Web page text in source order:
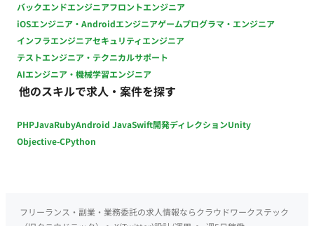
バックエンドエンジニアフロントエンジニア
iOSエンジニア・Androidエンジニアゲームプログラマ・エンジニア
インフラエンジニアセキュリティエンジニア
テストエンジニア・テクニカルサポート
AIエンジニア・機械学習エンジニア
他のスキルで求人・案件を探す
PHPJavaRubyAndroid JavaSwift開発ディレクションUnity
Objective-CPython
フリーランス・副業・業務委託の求人情報ならクラウドワークステック